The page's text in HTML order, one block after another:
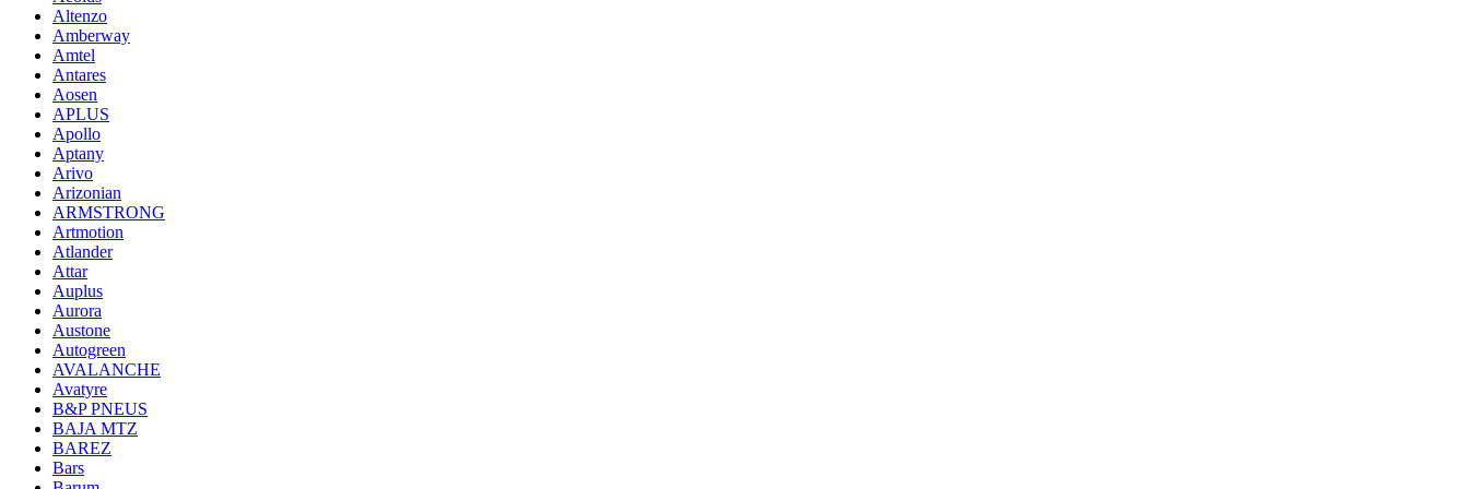
Altenzo
Amberway
Amtel
Antares
Aosen
APLUS
Apollo
Aptany
Arivo
Arizonian
ARMSTRONG
Artmotion
Atlander
Attar
Auplus
Aurora
Austone
Autogreen
AVALANCHE
Avatyre
B&P PNEUS
BAJA MTZ
BAREZ
Bars